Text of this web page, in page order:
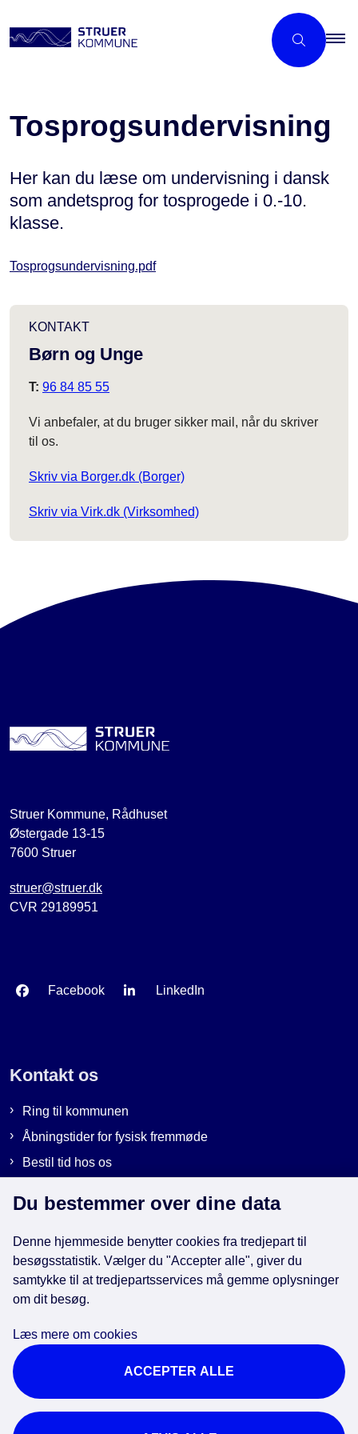
Tosprogsundervisning
Her kan du læse om undervisning i dansk
som andetsprog for tosprogede i 0.-10.
klasse.
Tosprogsundervisning.pdf
KONTAKT
Børn og Unge
T: 96 84 85 55
Vi anbefaler, at du bruger sikker mail, når du skriver
til os.
Skriv via Borger.dk (Borger)
Skriv via Virk.dk (Virksomhed)
Struer Kommune, Rådhuset
Østergade 13-15
7600 Struer
struer@struer.dk
CVR 29189951
Facebook LinkedIn
Kontakt os
Ring til kommunen
Åbningstider for fysisk fremmøde
Bestil tid hos os
Genveje
EAN-numre i kommunen
Cookies
Tilgængelighedserklæring
Brug af kunstig intelligens
Du bestemmer over dine data
Denne hjemmeside benytter cookies fra tredjepart til
besøgsstatistik. Vælger du "Accepter alle", giver du
samtykke til at tredjepartsservices må gemme oplysninger
om dit besøg.
Læs mere om cookies
ACCEPTER ALLE